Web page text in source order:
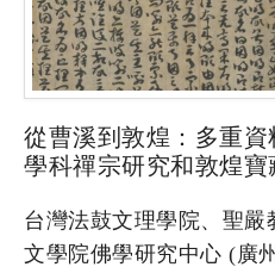
從曹溪到敦煌：多重
學科禪宗研究和敦煌寶
台灣法鼓文理學院、聖嚴
文學院佛學研究中心 (廣